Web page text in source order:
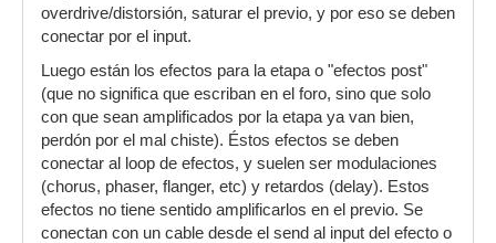
overdrive/distorsión, saturar el previo, y por eso se deben
conectar por el input.
Luego están los efectos para la etapa o "efectos post"
(que no significa que escriban en el foro, sino que solo
con que sean amplificados por la etapa ya van bien,
perdón por el mal chiste). Éstos efectos se deben
conectar al loop de efectos, y suelen ser modulaciones
(chorus, phaser, flanger, etc) y retardos (delay). Estos
efectos no tiene sentido amplificarlos en el previo. Se
conectan con un cable desde el send al input del efecto o